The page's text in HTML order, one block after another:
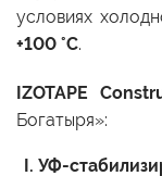
условиях
+100 °С.
IZOTAPE
Богатыря»:
УФ-